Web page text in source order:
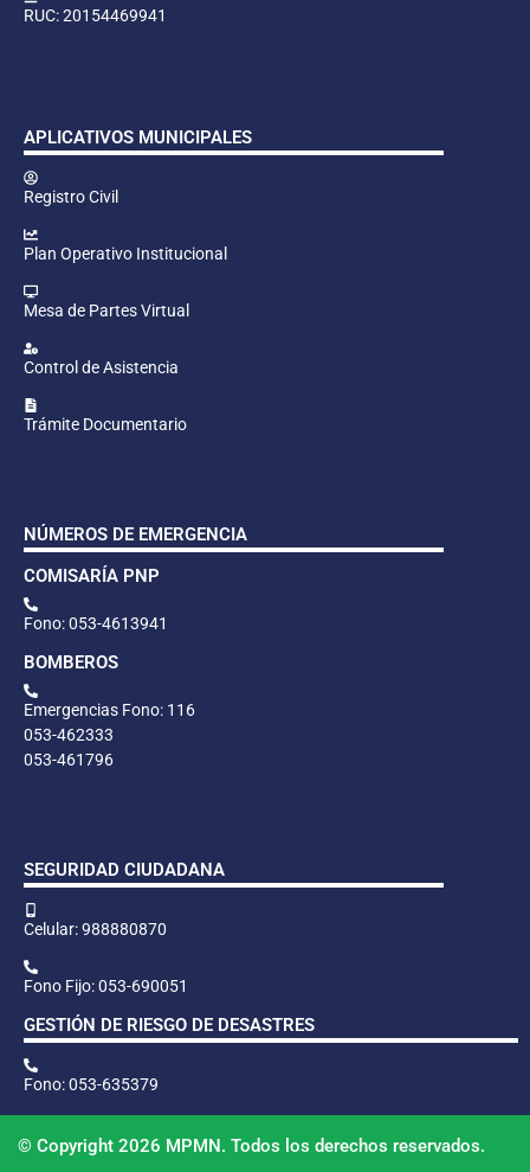
RUC: 20154469941
APLICATIVOS MUNICIPALES
Registro Civil
Plan Operativo Institucional
Mesa de Partes Virtual
Control de Asistencia
Trámite Documentario
NÚMEROS DE EMERGENCIA
COMISARÍA PNP
Fono: 053-4613941
BOMBEROS
Emergencias Fono: 116
053-462333
053-461796
SEGURIDAD CIUDADANA
Celular: 988880870
Fono Fijo: 053-690051
GESTIÓN DE RIESGO DE DESASTRES
Fono: 053-635379
© Copyright 2026 MPMN. Todos los derechos reservados.